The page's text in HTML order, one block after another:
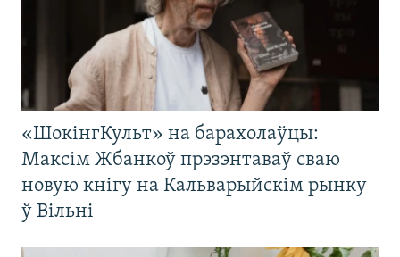
«ШокінгКульт» на барахолаўцы:
Максім Жбанкоў прэзэнтаваў сваю
новую кнігу на Кальварыйскім рынку
ў Вільні